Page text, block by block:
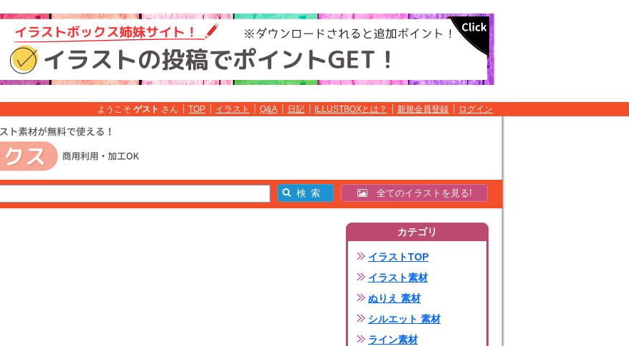
ようこそ ゲスト さん TOP イラスト Q&A 日記 ILLUSTBOXとは？ 新規会員登録 ログイン
全てのイラストを見る!
カテゴリ
イラストTOP
イラスト素材
ぬりえ 素材
シルエット 素材
ライン素材